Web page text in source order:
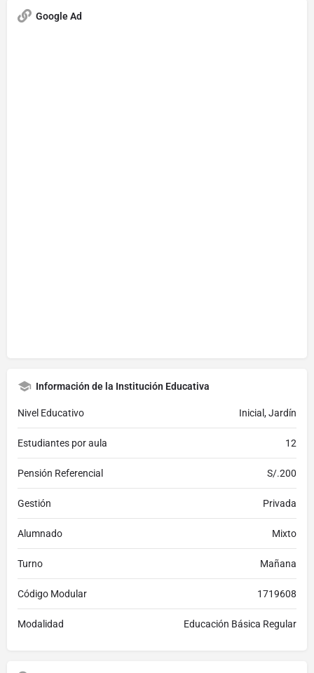
Google Ad
Información de la Institución Educativa
Nivel Educativo Inicial, Jardín
Estudiantes por aula 12
Pensión Referencial S/.200
Gestión Privada
Alumnado Mixto
Turno Mañana
Código Modular 1719608
Modalidad Educación Básica Regular